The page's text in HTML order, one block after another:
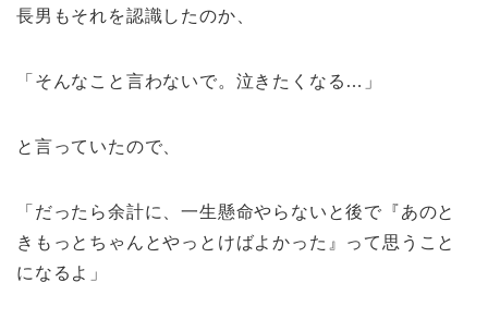
長男もそれを認識したのか、
「そんなこと言わないで。泣きたくなる…」
と言っていたので、
「だったら余計に、一生懸命やらないと後で『あのと
きもっとちゃんとやっとけばよかった』って思うこと
になるよ」